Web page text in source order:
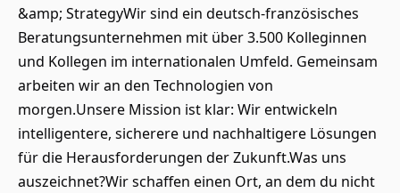
&amp; StrategyWir sind ein deutsch-französisches
Beratungsunternehmen mit über 3.500 Kolleginnen
und Kollegen im internationalen Umfeld. Gemeinsam
arbeiten wir an den Technologien von
morgen.Unsere Mission ist klar: Wir entwickeln
intelligentere, sicherere und nachhaltigere Lösungen
für die Herausforderungen der Zukunft.Was uns
auszeichnet?Wir schaffen einen Ort, an dem du nicht